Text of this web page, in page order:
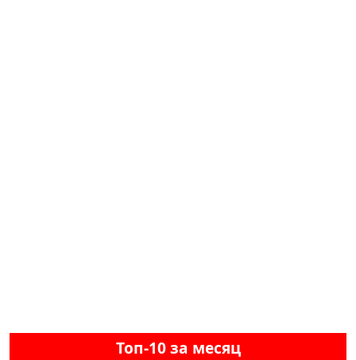
Топ-10 за месяц